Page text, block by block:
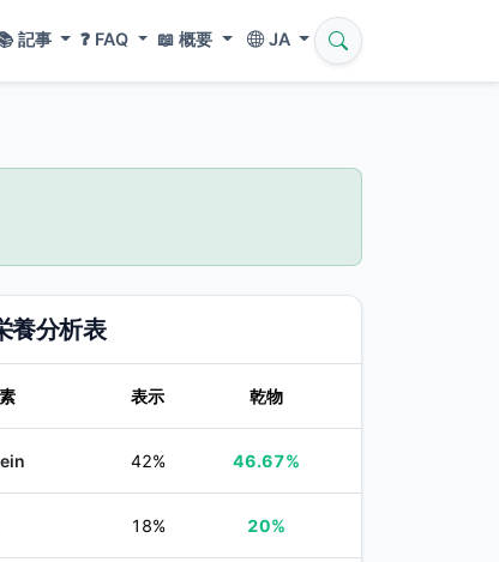
記事 ❓ FAQ 📖 概要 JA
養分析表
表示 乾物
42% 46.67%
18% 20%